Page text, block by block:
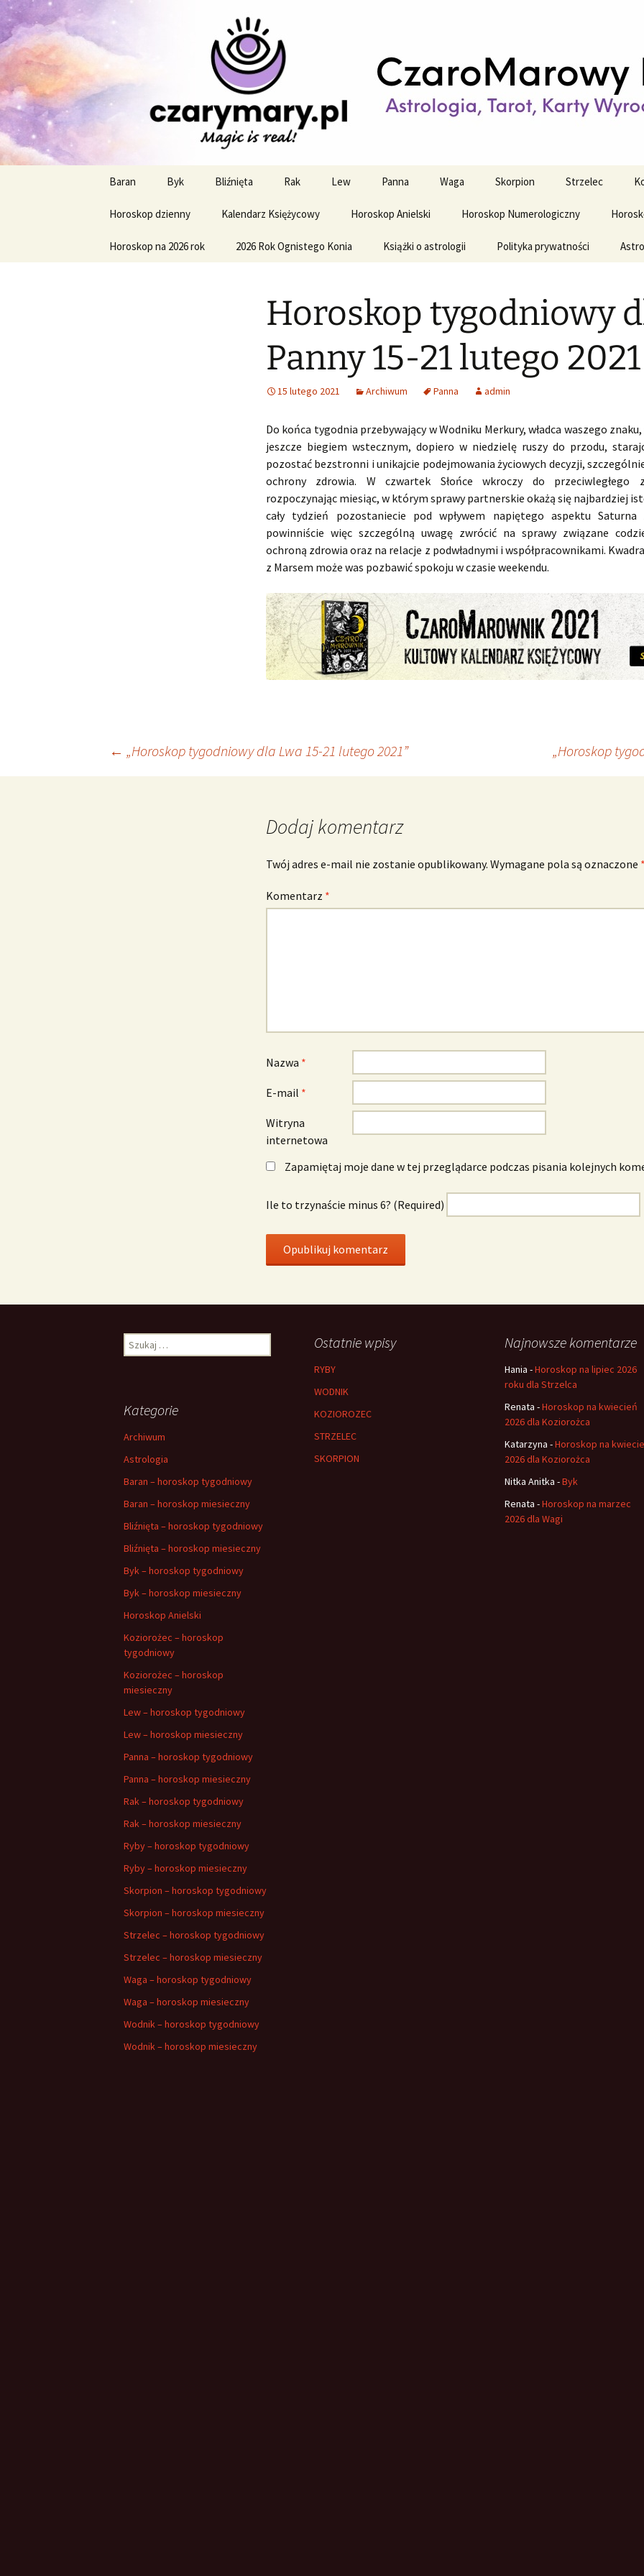
CzaroMarowy horoskop
miesięczny i tygodniowy
Profesjonalne przepowiednie astrologiczne
treści
Baran Byk Bliźnięta Rak Lew Panna Waga Skorpion Strzelec
Horoskop dzienny Kalendarz Księżycowy Horoskop Anielski Horoskop Numerologiczny
Horoskop na 2026 rok 2026 Rok Ognistego Konia Książki o astrologii Polityka prywatności
Horoskop tygodniowy
Panny 15-21 lutego 2021
15 lutego 2021 Archiwum Panna admin
Do końca tygodnia przebywający w Wodniku Merkury, władca waszego
jeszcze biegiem wstecznym, dopiero w niedzielę ruszy do przodu,
pozostać bezstronni i unikajcie podejmowania życiowych decyzji,
ochrony zdrowia. W czwartek Słońce wkroczy do przeciwległego
rozpoczynając miesiąc, w którym sprawy partnerskie okażą się najbardziej
cały tydzień pozostaniecie pod wpływem napiętego aspektu Saturna
powinniście więc szczególną uwagę zwrócić na sprawy związane
ochroną zdrowia oraz na relacje z podwładnymi i współpracownikami.
z Marsem może was pozbawić spokoju w czasie weekendu.
Nawigacja
← „Horoskop tygodniowy dla Lwa 15-21 lutego 2021” „Horoskop
Dodaj komentarz
Twój adres e-mail nie zostanie opublikowany. Wymagane pola są oznaczone *
Komentarz *
Nazwa *
E-mail *
Witryna
internetowa
Zapamiętaj moje dane w tej przeglądarce podczas pisania kolejnych
Ile to trzynaście minus 6? (Required)
Szukaj: Ostatnie wpisy
RYBY
WODNIK
KOZIOROZEC
STRZELEC
SKORPION
Najnowsze komentarze
Hania -Horoskop na lipiec 2026
roku dla Strzelca
Renata -Horoskop na kwiecień
2026 dla Koziorożca
Katarzyna -Horoskop na
2026 dla Koziorożca
Nitka Anitka -Byk
Renata -Horoskop na marzec
2026 dla Wagi
Kategorie
Archiwum
Astrologia
Baran – horoskop tygodniowy
Baran – horoskop miesieczny
Bliźnięta – horoskop tygodniowy
Bliźnięta – horoskop miesieczny
Byk – horoskop tygodniowy
Byk – horoskop miesieczny
Horoskop Anielski
Koziorożec – horoskop
tygodniowy
Koziorożec – horoskop
miesieczny
Lew – horoskop tygodniowy
Lew – horoskop miesieczny
Panna – horoskop tygodniowy
Panna – horoskop miesieczny
Rak – horoskop tygodniowy
Rak – horoskop miesieczny
Ryby – horoskop tygodniowy
Ryby – horoskop miesieczny
Skorpion – horoskop tygodniowy
Skorpion – horoskop miesieczny
Strzelec – horoskop tygodniowy
Strzelec – horoskop miesieczny
Waga – horoskop tygodniowy
Waga – horoskop miesieczny
Wodnik – horoskop tygodniowy
Wodnik – horoskop miesieczny